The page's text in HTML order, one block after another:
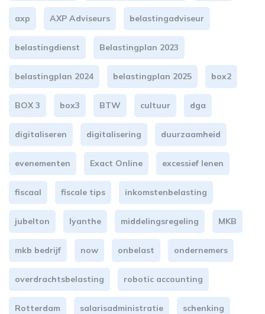
axp AXP Adviseurs belastingadviseur
belastingdienst Belastingplan 2023
belastingplan 2024 belastingplan 2025 box2
BOX 3 box3 BTW cultuur dga
digitaliseren digitalisering duurzaamheid
evenementen Exact Online excessief lenen
fiscaal fiscale tips inkomstenbelasting
jubelton lyanthe middelingsregeling MKB
mkb bedrijf now onbelast ondernemers
overdrachtsbelasting robotic accounting
Rotterdam salarisadministratie schenking